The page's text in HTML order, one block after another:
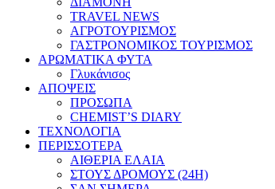
TRAVEL NEWS
ΑΓΡΟΤΟΥΡΙΣΜΟΣ
ΓΑΣΤΡΟΝΟΜΙΚΟΣ ΤΟΥΡΙΣΜΟΣ
ΑΡΩΜΑΤΙΚΑ ΦΥΤΑ
Γλυκάνισος
ΑΠΟΨΕΙΣ
ΠΡΟΣΩΠΑ
CHEMIST’S DIARY
ΤΕΧΝΟΛΟΓΙΑ
ΠΕΡΙΣΣΟΤΕΡΑ
ΑΙΘΕΡΙΑ ΕΛΑΙΑ
ΣΤΟΥΣ ΔΡΟΜΟΥΣ (24H)